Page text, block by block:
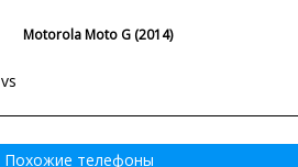
vs
Motorola Moto G (2014)
Похожие телефоны